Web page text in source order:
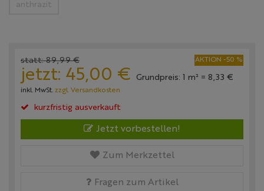
anthrazit
statt:89,99 €
jetzt: 45,00 €
AKTION -50 %
Grundpreis: 1 m² = 8,33 €
inkl. MwSt. zzgl. Versandkosten
kurzfristig ausverkauft
Jetzt vorbestellen!
Zum Merkzettel
Fragen zum Artikel